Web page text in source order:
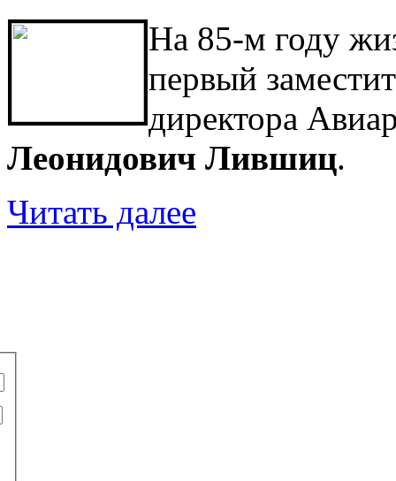
На 85-м году
первый
директора
Леонидович Лившиц.
Читать далее